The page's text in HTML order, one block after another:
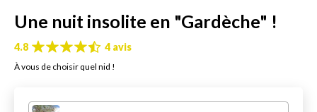
Une nuit insolite en "Gardèche" !
4.8 4 avis
À vous de choisir quel nid !